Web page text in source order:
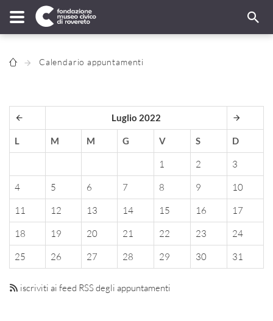
Calendario appuntamenti
Luglio 2022
L M M G V S D
1 2
3
4
5 6 7 8 9
10
11
12 13 14 15 16
17
18
19 20 21 22 23
24
25
26 27 28 29 30 31
iscriviti ai feed RSS degli appuntamenti